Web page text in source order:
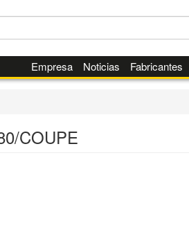
Empresa Noticias Fabricantes
COUPE